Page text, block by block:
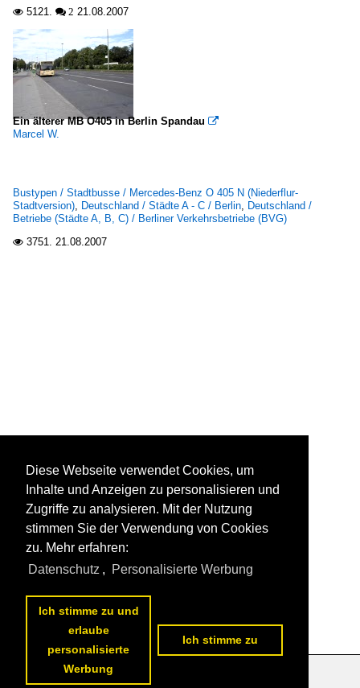
 5121.  2 21.08.2007
Ein älterer MB O405 in Berlin Spandau 
Marcel W.
Bustypen / Stadtbusse / Mercedes-Benz O 405 N (Niederflur-
Stadtversion), Deutschland / Städte A - C / Berlin, Deutschland /
Betriebe (Städte A, B, C) / Berliner Verkehrsbetriebe (BVG)
 3751. 21.08.2007
Datenschutzerklärung
Diese Webseite verwendet Cookies, um
Inhalte und Anzeigen zu personalisieren und
Zugriffe zu analysieren. Mit der Nutzung
stimmen Sie der Verwendung von Cookies
zu. Mehr erfahren:
Datenschutz , Personalisierte Werbung
Ich stimme zu und
erlaube
personalisierte
Werbung
Ich stimme zu